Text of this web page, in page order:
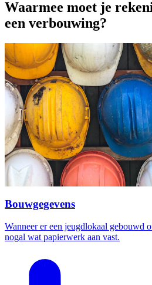
Waarmee moet je
een verbouwing?
Bouwgegevens
Wanneer er een jeugdlokaal gebouwd
nogal wat papierwerk aan vast.